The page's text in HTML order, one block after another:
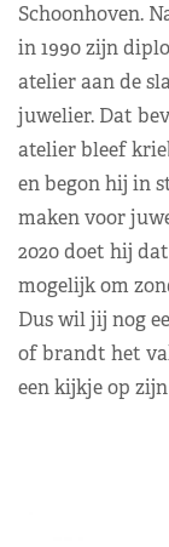
Schoonhoven.
in 1990 zijn
atelier aan de
juwelier. Dat
atelier bleef
en begon hij in
maken voor
2020 doet hij
mogelijk om
Dus wil jij nog
of brandt het
een kijkje op